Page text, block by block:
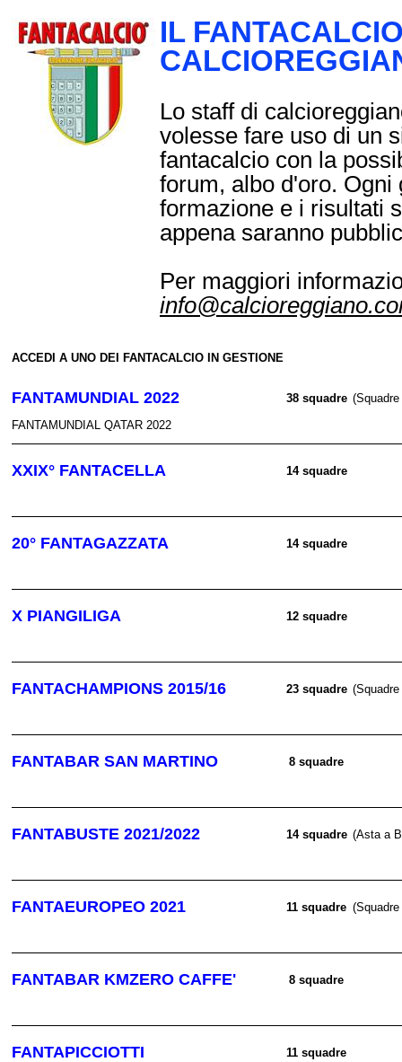
IL
Lo staff di
volesse fare uso di un
fantacalcio con la
forum, albo d'oro. Ogni
formazione e i risultati
appena saranno
Per maggiori
ACCEDI A UNO DEI FANTACALCIO IN GESTIONE
FANTAMUNDIAL 2022 38 squadre
FANTAMUNDIAL QATAR 2022
XXIX° FANTACELLA 14 squadre
20° FANTAGAZZATA 14 squadre
X PIANGILIGA 12 squadre
FANTACHAMPIONS 2015/16 23 squadre
FANTABAR SAN MARTINO 8 squadre
FANTABUSTE 2021/2022 14 squadre (Asta a
FANTAEUROPEO 2021 11 squadre
FANTABAR KMZERO CAFFE' 8 squadre
FANTAPICCIOTTI 11 squadre